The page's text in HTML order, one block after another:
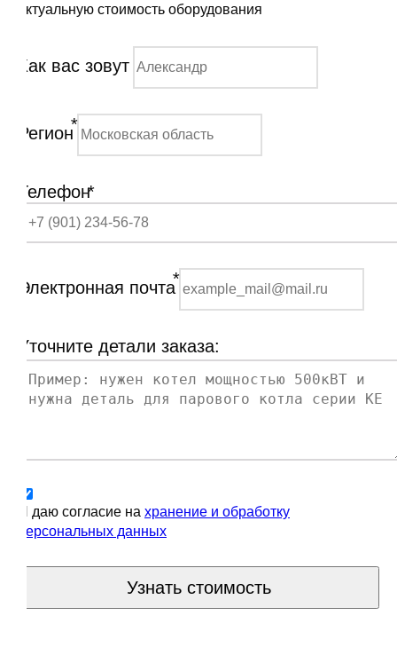
актуальную стоимость оборудования
Как вас зовут
Регион*
Телефон*
Электронная почта*
Уточните детали заказа:
Я даю согласие на хранение и обработку
персональных данных
Узнать стоимость